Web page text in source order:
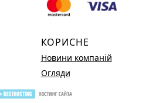
КОРИСНЕ
Новини компаній
Огляди